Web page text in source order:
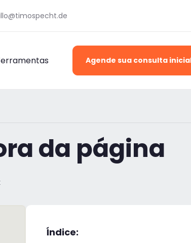
Agende sua consulta
da página
Índice: